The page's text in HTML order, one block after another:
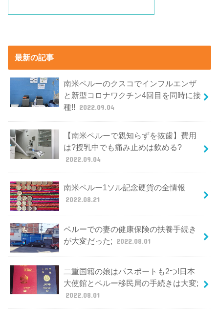
最新の記事
南米ペルーのクスコでインフルエンザ
と新型コロナワクチン4回目を同時に接
種!! 2022.09.04
【南米ペルーで親知らずを抜歯】費用
は?授乳中でも痛み止めは飲める?
2022.09.04
南米ペルー1ソル記念硬貨の全情報
2022.08.21
ペルーでの妻の健康保険の扶養手続き
が大変だった; 2022.08.01
二重国籍の娘はパスポートも2つ!日本
大使館とペルー移民局の手続きは大変;
2022.08.01